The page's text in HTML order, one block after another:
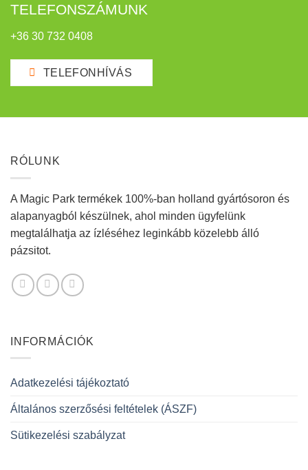
TELEFONSZÁMUNK
+36 30 732 0408
TELEFONHÍVÁS
RÓLUNK
A Magic Park termékek 100%-ban holland gyártósoron és
alapanyagból készülnek, ahol minden ügyfelünk
megtalálhatja az ízléséhez leginkább közelebb álló
pázsitot.
INFORMÁCIÓK
Adatkezelési tájékoztató
Általános szerzősési feltételek (ÁSZF)
Sütikezelési szabályzat